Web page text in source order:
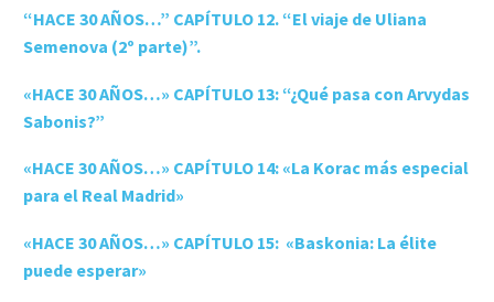
“HACE 30 AÑOS…” CAPÍTULO 12. “El viaje de Uliana
Semenova (2º parte)”.
«HACE 30 AÑOS…» CAPÍTULO 13: “¿Qué pasa con Arvydas
Sabonis?”
«HACE 30 AÑOS…» CAPÍTULO 14: «La Korac más especial
para el Real Madrid»
«HACE 30 AÑOS…» CAPÍTULO 15: «Baskonia: La élite
puede esperar»